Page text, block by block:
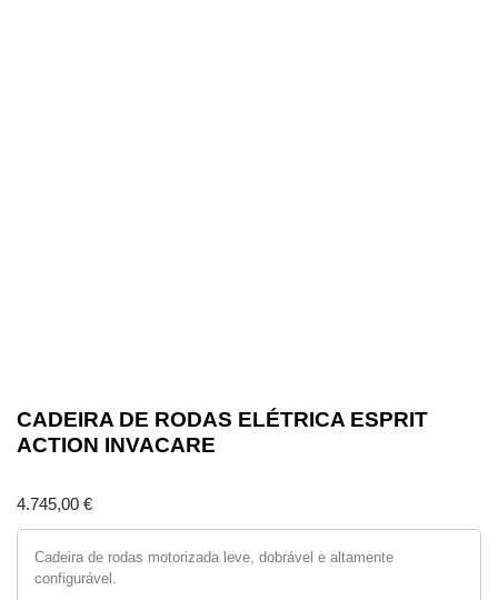
CADEIRA DE RODAS ELÉTRICA ESPRIT
ACTION INVACARE
4.745,00 €
Cadeira de rodas motorizada leve, dobrável e altamente
configurável.